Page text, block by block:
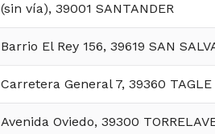
(sin vía), 39001 SANTANDER
Barrio El Rey 156, 39619 SAN
Carretera General 7, 39360 TAGLE
Avenida Oviedo, 39300